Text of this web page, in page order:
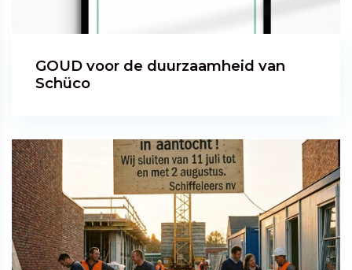
GOUD voor de duurzaamheid van
Schüco